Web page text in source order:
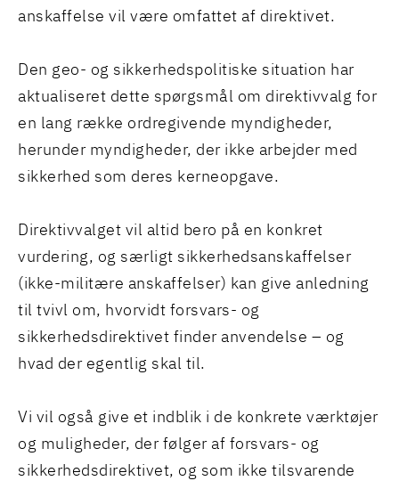
anskaffelse vil være omfattet af direktivet.
Den geo- og sikkerhedspolitiske situation har
aktualiseret dette spørgsmål om direktivvalg for
en lang række ordregivende myndigheder,
herunder myndigheder, der ikke arbejder med
sikkerhed som deres kerneopgave.
Direktivvalget vil altid bero på en konkret
vurdering, og særligt sikkerhedsanskaffelser
(ikke-militære anskaffelser) kan give anledning
til tvivl om, hvorvidt forsvars- og
sikkerhedsdirektivet finder anvendelse – og
hvad der egentlig skal til.
Vi vil også give et indblik i de konkrete værktøjer
og muligheder, der følger af forsvars- og
sikkerhedsdirektivet, og som ikke tilsvarende